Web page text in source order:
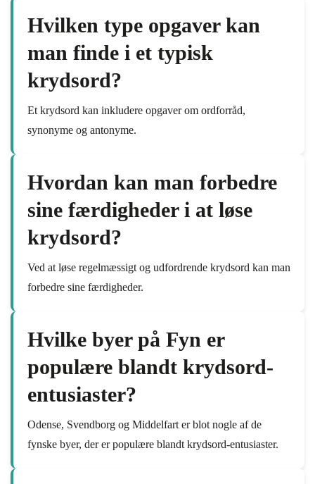
Hvilken type opgaver kan
man finde i et typisk
krydsord?
Et krydsord kan inkludere opgaver om ordforråd,
synonyme og antonyme.
Hvordan kan man forbedre
sine færdigheder i at løse
krydsord?
Ved at løse regelmæssigt og udfordrende krydsord kan man
forbedre sine færdigheder.
Hvilke byer på Fyn er
populære blandt krydsord-
entusiaster?
Odense, Svendborg og Middelfart er blot nogle af de
fynske byer, der er populære blandt krydsord-entusiaster.